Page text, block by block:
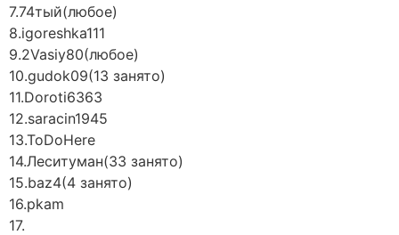
7.74тый(любое)
8.igoreshka111
9.2Vasiy80(любое)
10.gudok09(13 занято)
11.Doroti6363
12.saracin1945
13.ToDoHere
14.Леситуман(33 занято)
15.baz4(4 занято)
16.pkam
17.